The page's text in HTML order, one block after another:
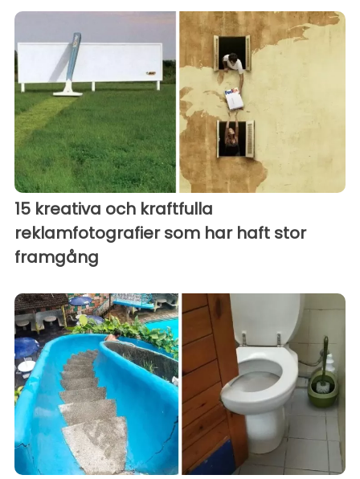
15 kreativa och kraftfulla
reklamfotografier som har haft stor
framgång